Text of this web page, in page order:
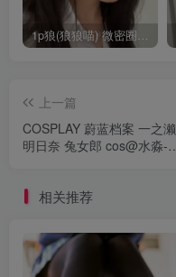
1p狼(狼狼喵) 微密圈/岛遇合集[持续更新2025.08.20]
上一篇
COSPLAY 蔚蓝档案 一之濑
明日奈 兔女郎 cos@水淼-
相关推荐